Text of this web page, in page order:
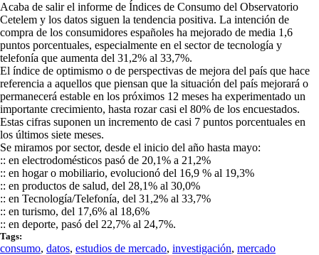
Acaba de salir el informe de Índices de Consumo del Observatorio
Cetelem y los datos siguen la tendencia positiva. La intención de
compra de los consumidores españoles ha mejorado de media 1,6
puntos porcentuales, especialmente en el sector de tecnología y
telefonía que aumenta del 31,2% al 33,7%.
El índice de optimismo o de perspectivas de mejora del país que hace
referencia a aquellos que piensan que la situación del país mejorará o
permanecerá estable en los próximos 12 meses ha experimentado un
importante crecimiento, hasta rozar casi el 80% de los encuestados.
Estas cifras suponen un incremento de casi 7 puntos porcentuales en
los últimos siete meses.
Se miramos por sector, desde el inicio del año hasta mayo:
:: en electrodomésticos pasó de 20,1% a 21,2%
:: en hogar o mobiliario, evolucionó del 16,9 % al 19,3%
:: en productos de salud, del 28,1% al 30,0%
:: en Tecnología/Telefonía, del 31,2% al 33,7%
:: en turismo, del 17,6% al 18,6%
:: en deporte, pasó del 22,7% al 24,7%.
Tags:
consumo, datos, estudios de mercado, investigación, mercado